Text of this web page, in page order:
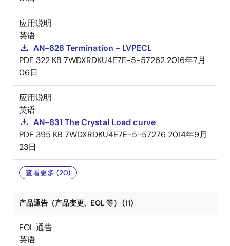
应用说明
英语
AN-828 Termination - LVPECL
PDF 322 KB 7WDXRDKU4E7E-5-57262 2016年7月
06日
应用说明
英语
AN-831 The Crystal Load curve
PDF 395 KB 7WDXRDKU4E7E-5-57276 2014年9月
23日
查看更多 (20)
产品通告（产品变更、EOL 等） (11)
EOL 通告
英语